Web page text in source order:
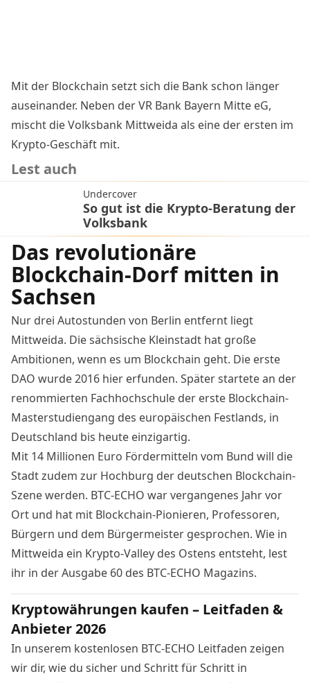
Mit der Blockchain setzt sich die Bank schon länger
auseinander. Neben der VR Bank Bayern Mitte eG,
mischt die Volksbank Mittweida als eine der ersten im
Krypto-Geschäft mit.
Lest auch
Undercover
So gut ist die Krypto-Beratung der
Volksbank
Das revolutionäre
Blockchain-Dorf mitten in
Sachsen
Nur drei Autostunden von Berlin entfernt liegt
Mittweida. Die sächsische Kleinstadt hat große
Ambitionen, wenn es um Blockchain geht. Die erste
DAO wurde 2016 hier erfunden. Später startete an der
renommierten Fachhochschule der erste Blockchain-
Masterstudiengang des europäischen Festlands, in
Deutschland bis heute einzigartig.
Mit 14 Millionen Euro Fördermitteln vom Bund will die
Stadt zudem zur Hochburg der deutschen Blockchain-
Szene werden. BTC-ECHO war vergangenes Jahr vor
Ort und hat mit Blockchain-Pionieren, Professoren,
Bürgern und dem Bürgermeister gesprochen. Wie in
Mittweida ein Krypto-Valley des Ostens entsteht, lest
ihr in derAusgabe 60 des BTC-ECHO Magazins.
Kryptowährungen kaufen – Leitfaden &
Anbieter 2026
In unserem kostenlosen BTC-ECHO Leitfaden zeigen
wir dir, wie du sicher und Schritt für Schritt in